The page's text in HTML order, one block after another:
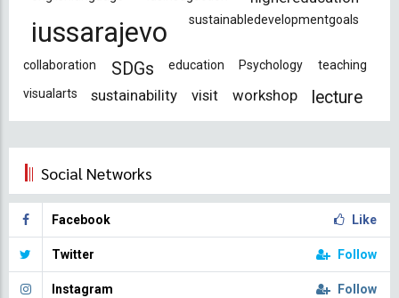
iussarajevo sustainabledevelopmentgoals
collaboration SDGs education Psychology
teaching
visualarts
sustainability visit workshop lecture
Social Networks
Facebook Like
Twitter Follow
Instagram Follow